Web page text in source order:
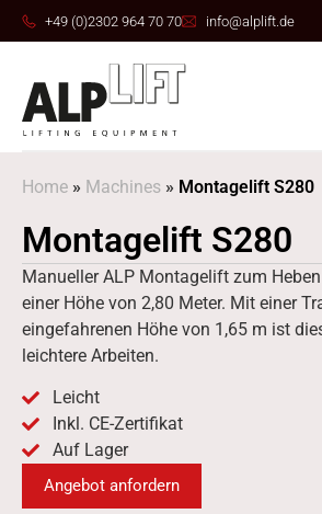
+49 (0)2302 964 70 70 info@alplift.de
Home » Machines » Montagelift S280
Montagelift S280
Manueller ALP Montagelift zum
einer Höhe von 2,80 Meter. Mit einer
eingefahrenen Höhe von 1,65 m ist
leichtere Arbeiten.
Leicht
Inkl. CE-Zertifikat
Auf Lager
Angebot anfordern